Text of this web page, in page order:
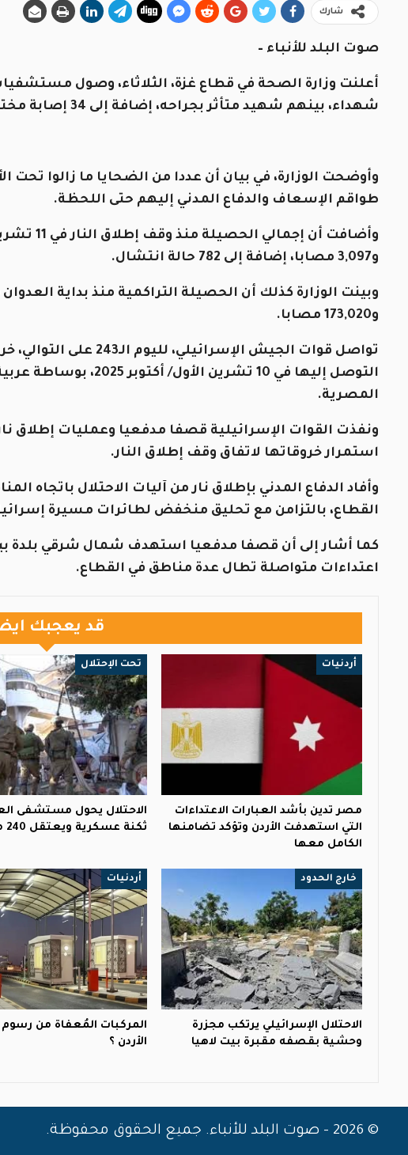
شارك
صوت البلد للأنباء –
شهداء، بينهم شهيد متأثر بجراحه، إضافة إلى 34 إصابة مختلفة.
وأوضحت الوزارة، في بيان أن عددا من الضحايا ما زالوا
طواقم الإسعاف والدفاع المدني إليهم حتى اللحظة.
و3,097 مصابا، إضافة إلى 782 حالة انتشال.
و173,020 مصابا.
تواصل قوات الجيش
التوصل إليها في 10 تشرين
المصرية.
ونفذت القوات الإسرائيلية قصفا مدفعيا وعمليات إطلاق
استمرار خروقاتها لاتفاق وقف إطلاق النار.
وأفاد الدفاع المدني بإطلاق نار من آليات الاحتلال باتجاه
القطاع، بالتزامن مع تحليق منخفض لطائرات مسيرة
كما أشار إلى أن قصفا مدفعيا استهدف شمال شرقي بلدة
اعتداءات متواصلة تطال عدة مناطق في القطاع.
قد يعجبك
أردنيات
مصر تدين بأشد العبارات الاعتداءات
التي استهدفت الأردن وتؤكد تضامنها
الكامل معها
تحت الإحتلال
الاحتلال يحول مستشفى
ثكنة عسكرية ويعتقل 240 مريض
خارج الحدود
الاحتلال الإسرائيلي يرتكب مجزرة
وحشية بقصفه مقبرة بيت لاهيا
أردنيات
المركبات المُعفاة من
الأردن ؟
© 2026 - صوت البلد للأنباء. جميع الحقوق محفوظة.